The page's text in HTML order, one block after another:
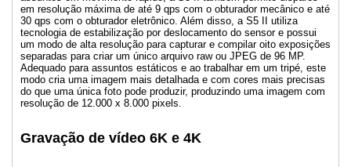
em resolução máxima de até 9 qps com o obturador mecânico e até
30 qps com o obturador eletrônico. Além disso, a S5 II utiliza
tecnologia de estabilização por deslocamento do sensor e possui
um modo de alta resolução para capturar e compilar oito exposições
separadas para criar um único arquivo raw ou JPEG de 96 MP.
Adequado para assuntos estáticos e ao trabalhar em um tripé, este
modo cria uma imagem mais detalhada e com cores mais precisas
do que uma única foto pode produzir, produzindo uma imagem com
resolução de 12.000 x 8.000 pixels.
Gravação de vídeo 6K e 4K